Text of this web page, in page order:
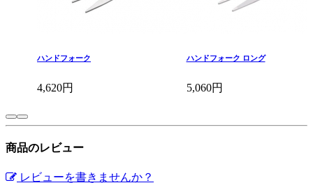
ハンドフォーク
4,620円
ハンドフォーク ロング
5,060円
商品のレビュー
レビューを書きませんか？